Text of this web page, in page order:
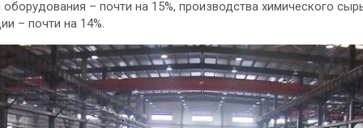
– почти на 15%, производства химического
– почти на 14%.